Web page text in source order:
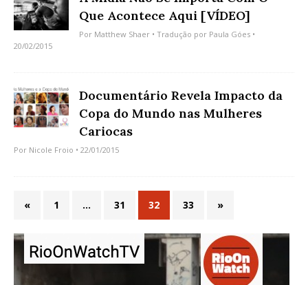
Que Acontece Aqui [VÍDEO]
Por Matthew Shaer • Tradução por Paula Góes •
20/02/2015
Documentário Revela Impacto da
Copa do Mundo nas Mulheres
Cariocas
Por Nicole Froio • 22/01/2015
« 1 … 31 32 33 »